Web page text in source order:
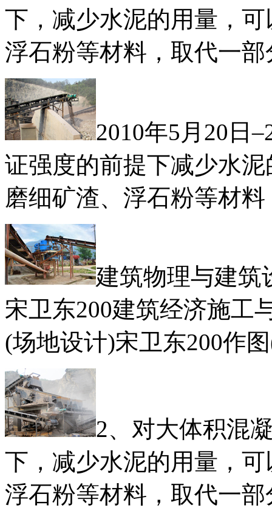
下，减少水泥的用量，
浮石粉等材料，取代一
2010年5月20日
证强度的前提下减少水
磨细矿渣、浮石粉等材
建筑物理与建筑
宋卫东200建筑经济施工
(场地设计)宋卫东200作
2、对大体积混
下，减少水泥的用量，
浮石粉等材料，取代一